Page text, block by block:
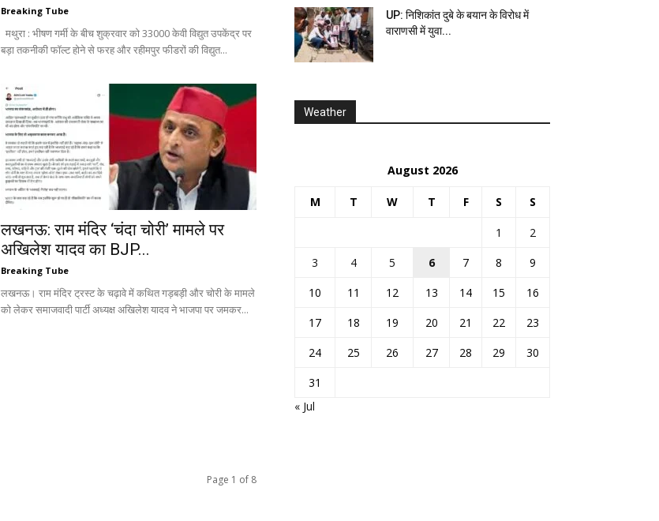
Breaking Tube
मथुरा : भीषण गर्मी के बीच शुक्रवार को 33000 केवी विद्युत उपकेंद्र पर
बड़ा तकनीकी फॉल्ट होने से फरह और रहीमपुर फीडरों की विद्युत...
लखनऊ: राम मंदिर ‘चंदा चोरी’ मामले पर
अखिलेश यादव का BJP...
Breaking Tube
लखनऊ। राम मंदिर ट्रस्ट के चढ़ावे में कथित गड़बड़ी और चोरी के मामले
को लेकर समाजवादी पार्टी अध्यक्ष अखिलेश यादव ने भाजपा पर जमकर...
Page 1 of 8
UP: निशिकांत दुबे के बयान के विरोध में
वाराणसी में युवा...
Weather
August 2026
M T W T F S S
1
2
3
4 5 6 7 8
9
10
11 12 13 14 15
16
17
18 19 20 21 22
23
24
25 26 27 28 29
30
31
« Jul